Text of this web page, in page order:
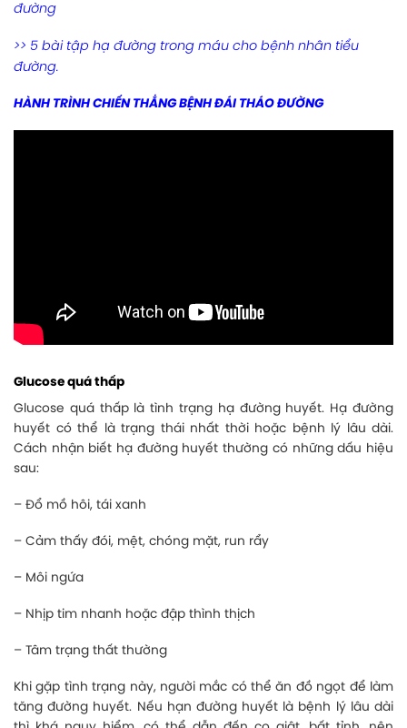
đường
>> 5 bài tập hạ đường trong máu cho bệnh nhân tiểu
đường.
HÀNH TRÌNH CHIẾN THẮNG BỆNH ĐÁI THÁO ĐƯỜNG
Glucose quá thấp
Glucose quá thấp là tình trạng hạ đường huyết. Hạ đường
huyết có thể là trạng thái nhất thời hoặc bệnh lý lâu dài.
Cách nhận biết hạ đường huyết thường có những dấu hiệu
sau:
– Đổ mồ hôi, tái xanh
– Cảm thấy đói, mệt, chóng mặt, run rẩy
– Môi ngứa
– Nhịp tim nhanh hoặc đập thình thịch
– Tâm trạng thất thường
Khi gặp tình trạng này, người mắc có thể ăn đồ ngọt để làm
tăng đường huyết. Nếu hạn đường huyết là bệnh lý lâu dài